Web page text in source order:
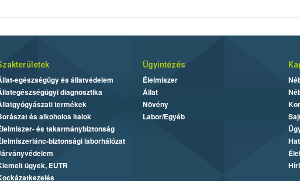
egészségügy és állatvédelem
diagnosztika
termékek
és alkoholos italok
és takarmánybiztonság
biztonsági laborhálózat
ügyek, EUTR
Ügyintézés
Élelmiszer
Állat
Növény
Labor/Egyéb